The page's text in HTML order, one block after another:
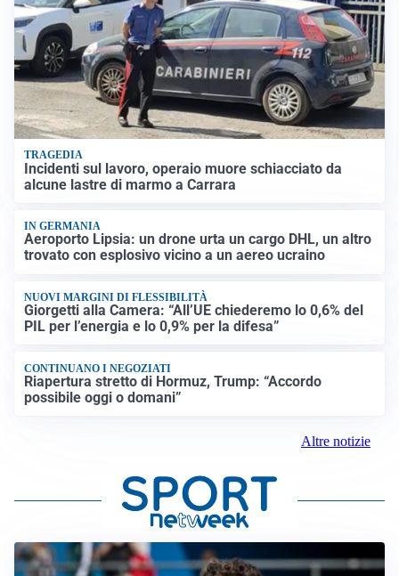
TRAGEDIA
Incidenti sul lavoro, operaio muore schiacciato da
alcune lastre di marmo a Carrara
IN GERMANIA
Aeroporto Lipsia: un drone urta un cargo DHL, un altro
trovato con esplosivo vicino a un aereo ucraino
NUOVI MARGINI DI FLESSIBILITÀ
Giorgetti alla Camera: “All’UE chiederemo lo 0,6% del
PIL per l’energia e lo 0,9% per la difesa”
CONTINUANO I NEGOZIATI
Riapertura stretto di Hormuz, Trump: “Accordo
possibile oggi o domani”
Altre notizie